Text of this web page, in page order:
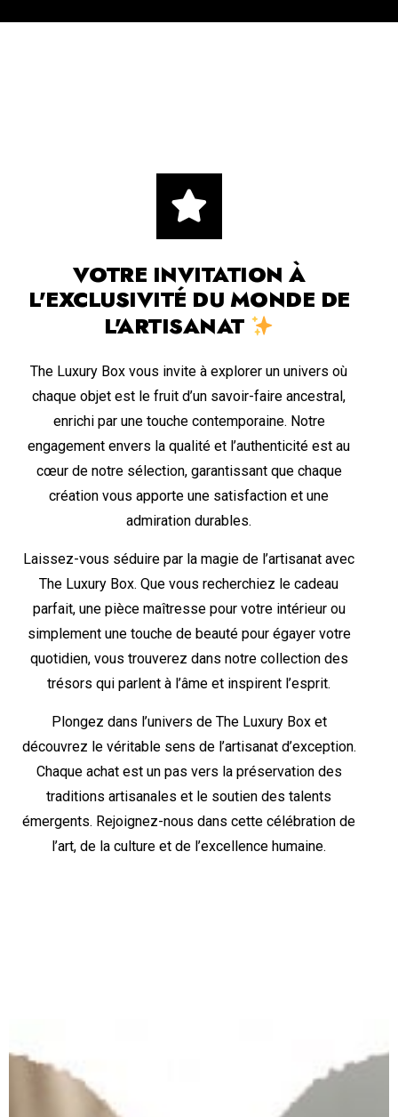
VOTRE INVITATION À
L'EXCLUSIVITÉ DU MONDE DE
L'ARTISANAT
The Luxury Box vous invite à explorer un univers où
chaque objet est le fruit d’un savoir-faire ancestral,
enrichi par une touche contemporaine. Notre
engagement envers la qualité et l’authenticité est au
cœur de notre sélection, garantissant que chaque
création vous apporte une satisfaction et une
admiration durables.
Laissez-vous séduire par la magie de l’artisanat avec
The Luxury Box. Que vous recherchiez le cadeau
parfait, une pièce maîtresse pour votre intérieur ou
simplement une touche de beauté pour égayer votre
quotidien, vous trouverez dans notre collection des
trésors qui parlent à l’âme et inspirent l’esprit.
Plongez dans l’univers de The Luxury Box et
découvrez le véritable sens de l’artisanat d’exception.
Chaque achat est un pas vers la préservation des
traditions artisanales et le soutien des talents
émergents. Rejoignez-nous dans cette célébration de
l’art, de la culture et de l’excellence humaine.